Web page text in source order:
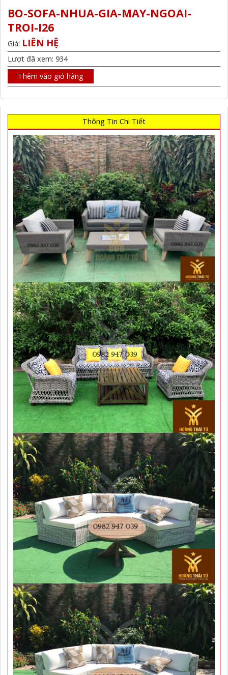
BO-SOFA-NHUA-GIA-MAY-NGOAI-
TROI-I26
Giá: LIÊN HỆ
Lượt đã xem: 934
Thêm vào giỏ hàng
Thông Tin Chi Tiết